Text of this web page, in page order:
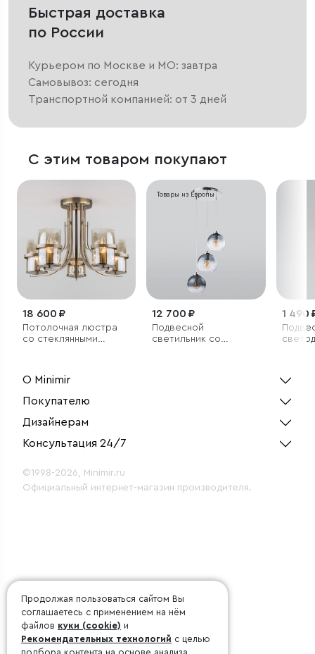
Быстрая доставка
по России
Курьером по Москве и МО: завтра
Самовывоз: сегодня
Транспортной компанией: от 3 дней
С этим товаром покупают
18 600 ₽
Потолочная люстра
со стеклянными
Товары из Европы
12 700 ₽
Подвесной
светильник со
1 490
О Minimir
Покупателю
Дизайнерам
Консультация 24/7
©1998-2026, Minimir.ru
Официальный интернет-магазин производителя.
Продолжая пользоваться сайтом Вы
соглашаетесь с применением на нём
файлов куки (cookie) и
Рекомендательных технологий с целью